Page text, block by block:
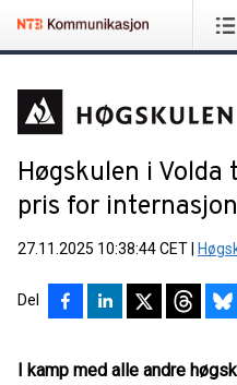
Høgskulen i
pris for
27.11.2025 10:38:44 CET
Del
I kamp med alle andre